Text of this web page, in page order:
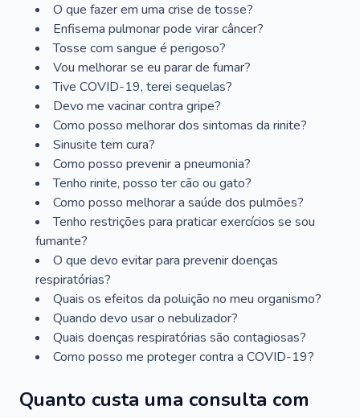
O que fazer em uma crise de tosse?
Enfisema pulmonar pode virar câncer?
Tosse com sangue é perigoso?
Vou melhorar se eu parar de fumar?
Tive COVID-19, terei sequelas?
Devo me vacinar contra gripe?
Como posso melhorar dos sintomas da rinite?
Sinusite tem cura?
Como posso prevenir a pneumonia?
Tenho rinite, posso ter cão ou gato?
Como posso melhorar a saúde dos pulmões?
Tenho restrições para praticar exercícios se sou
fumante?
O que devo evitar para prevenir doenças
respiratórias?
Quais os efeitos da poluição no meu organismo?
Quando devo usar o nebulizador?
Quais doenças respiratórias são contagiosas?
Como posso me proteger contra a COVID-19?
Quanto custa uma consulta com